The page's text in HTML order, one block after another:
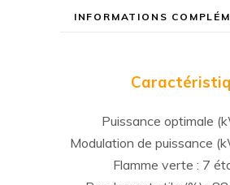
INFORMATIONS
Puissance optimale
Modulation de puissance
Flamme verte : 7